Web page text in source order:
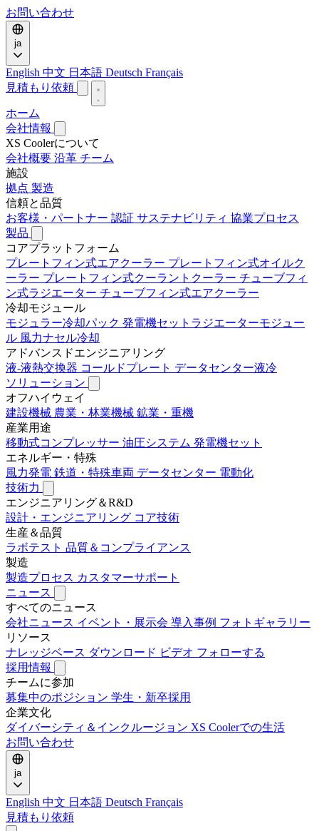
お問い合わせ
ja
English 中文 日本語 Deutsch Français
見積もり依頼
ホーム
会社情報
XS Coolerについて
会社概要 沿革 チーム
施設
拠点 製造
信頼と品質
お客様・パートナー 認証 サステナビリティ 協業プロセス
製品
コアプラットフォーム
プレートフィン式エアクーラー プレートフィン式オイルク
ーラー プレートフィン式クーラントクーラー チューブフィ
ン式ラジエーター チューブフィン式エアクーラー
冷却モジュール
モジュラー冷却パック 発電機セットラジエーターモジュー
ル 風力ナセル冷却
アドバンスドエンジニアリング
液-液熱交換器 コールドプレート データセンター液冷
ソリューション
オフハイウェイ
建設機械 農業・林業機械 鉱業・重機
産業用途
移動式コンプレッサー 油圧システム 発電機セット
エネルギー・特殊
風力発電 鉄道・特殊車両 データセンター 電動化
技術力
エンジニアリング＆R&D
設計・エンジニアリング コア技術
生産＆品質
ラボテスト 品質＆コンプライアンス
製造
製造プロセス カスタマーサポート
ニュース
すべてのニュース
会社ニュース イベント・展示会 導入事例 フォトギャラリー
リソース
ナレッジベース ダウンロード ビデオ フォローする
採用情報
チームに参加
募集中のポジション 学生・新卒採用
企業文化
ダイバーシティ＆インクルージョン XS Coolerでの生活
お問い合わせ
ja
English 中文 日本語 Deutsch Français
見積もり依頼